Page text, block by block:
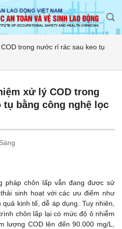
trong nước rỉ rác sau keo tụ
xử lý COD trong
bằng công nghệ lọc
pháp chôn lấp vẫn đang được sử
sinh hoạt với các ưu điểm như
kinh tế, dễ áp dụng. Tuy nhiên,
chôn lấp lại có mức độ ô nhiễm
lượng COD lên đến 90.000 mg/L,